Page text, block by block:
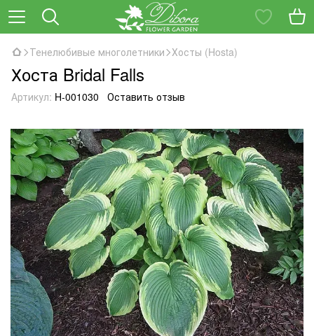
Тенелюбивые многолетники Хосты (Hosta)
Хоста Bridal Falls
Артикул: H-001030 Оставить отзыв